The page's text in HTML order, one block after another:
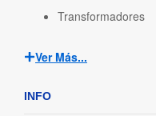
Transformadores
Ver Más...
INFO